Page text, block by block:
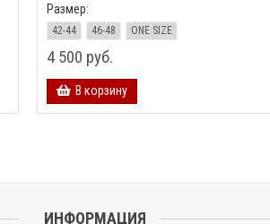
Размер:
42-44 46-48 ONE SIZE
4 500 руб.
В корзину
ИНФОРМАЦИЯ